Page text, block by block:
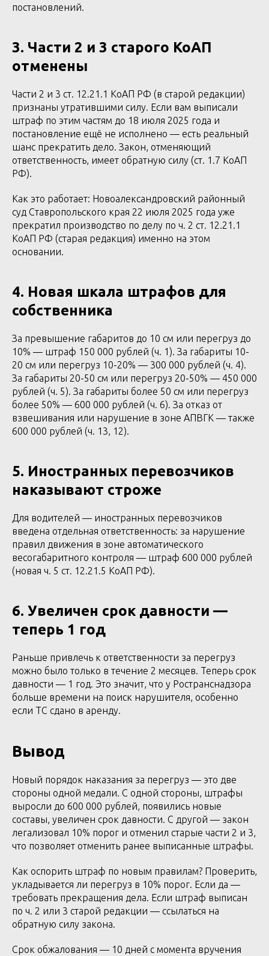
постановлений.
3. Части 2 и 3 старого КоАП
отменены
Части 2 и 3 ст. 12.21.1 КоАП РФ (в старой редакции)
признаны утратившими силу. Если вам выписали
штраф по этим частям до 18 июля 2025 года и
постановление ещё не исполнено — есть реальный
шанс прекратить дело. Закон, отменяющий
ответственность, имеет обратную силу (ст. 1.7 КоАП
РФ).
Как это работает: Новоалександровский районный
суд Ставропольского края 22 июля 2025 года уже
прекратил производство по делу по ч. 2 ст. 12.21.1
КоАП РФ (старая редакция) именно на этом
основании.
4. Новая шкала штрафов для
собственника
За превышение габаритов до 10 см или перегруз до
10% — штраф 150 000 рублей (ч. 1). За габариты 10-
20 см или перегруз 10-20% — 300 000 рублей (ч. 4).
За габариты 20-50 см или перегруз 20-50% — 450 000
рублей (ч. 5). За габариты более 50 см или перегруз
более 50% — 600 000 рублей (ч. 6). За отказ от
взвешивания или нарушение в зоне АПВГК — также
600 000 рублей (ч. 13, 12).
5. Иностранных перевозчиков
наказывают строже
Для водителей — иностранных перевозчиков
введена отдельная ответственность: за нарушение
правил движения в зоне автоматического
весогабаритного контроля — штраф 600 000 рублей
(новая ч. 5 ст. 12.21.5 КоАП РФ).
6. Увеличен срок давности —
теперь 1 год
Раньше привлечь к ответственности за перегруз
можно было только в течение 2 месяцев. Теперь срок
давности — 1 год. Это значит, что у Ространснадзора
больше времени на поиск нарушителя, особенно
если ТС сдано в аренду.
Вывод
Новый порядок наказания за перегруз — это две
стороны одной медали. С одной стороны, штрафы
выросли до 600 000 рублей, появились новые
составы, увеличен срок давности. С другой — закон
легализовал 10% порог и отменил старые части 2 и 3,
что позволяет отменить ранее выписанные штрафы.
Как оспорить штраф по новым правилам? Проверить,
укладывается ли перегруз в 10% порог. Если да —
требовать прекращения дела. Если штраф выписан
по ч. 2 или 3 старой редакции — ссылаться на
обратную силу закона.
Срок обжалования — 10 дней с момента вручения